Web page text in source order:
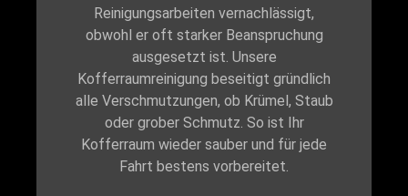
Reinigungsarbeiten vernachlässigt,
obwohl er oft starker Beanspruchung
ausgesetzt ist. Unsere
Kofferraumreinigung beseitigt gründlich
alle Verschmutzungen, ob Krümel, Staub
oder grober Schmutz. So ist Ihr
Kofferraum wieder sauber und für jede
Fahrt bestens vorbereitet.